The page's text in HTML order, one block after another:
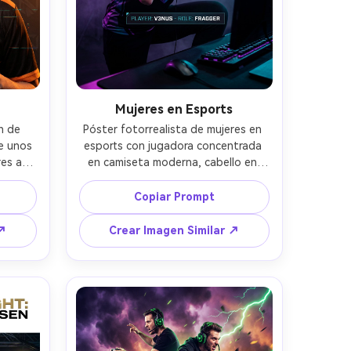
de
unos
a la
y
sutil
de
Mujeres en Esports
Póster fotorrealista de mujeres en
esports con jugadora concentrada
en camiseta moderna, cabello en
coleta pulida, manos ajustando
monitores in-ear, luz de contorno
neón violeta y cian, atmósfera de
estudio con humo, formas angulares
y textura de semitono sutil, espacio
limpio para etiqueta y rol,
fotografiado con Sony A1 50mm
f/1.4, ojos nítidos, iluminación de
editorial, estética premium de marca
de esports, sin marca de agua --ar
4:5
Copiar Prompt
Crear Imagen Similar ↗